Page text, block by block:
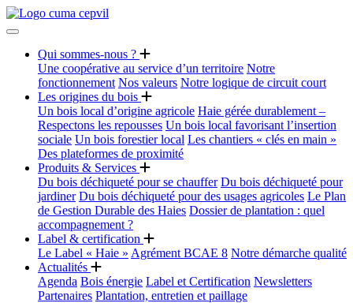
Qui sommes-nous ?
Une coopérative au service d’un territoire Notre
fonctionnement Nos valeurs Notre logique de circuit court
Les origines du bois
Un bois local d’origine agricole Haie gérée durablement –
Respectons les repousses Un bois local favorisant l’insertion
sociale Un bois forestier local Les chantiers « clés en main »
Des plateformes de proximité
Produits & Services
Du bois déchiqueté pour se chauffer Du bois déchiqueté pour
jardiner Du bois déchiqueté pour des usages agricoles Le Plan
de Gestion Durable des Haies Dossier de plantation : quel
accompagnement ?
Label & certification
Le Label « Haie » Agrément BCAE 8 Notre démarche qualité
Actualités
Agenda Bois énergie Label et Certification Newsletters
Partenaires Plantation, entretien et paillage